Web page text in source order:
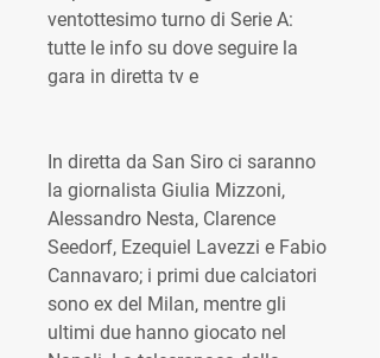
ventottesimo turno di Serie A:
tutte le info su dove seguire la
gara in diretta tv e
In diretta da San Siro ci saranno
la giornalista Giulia Mizzoni,
Alessandro Nesta, Clarence
Seedorf, Ezequiel Lavezzi e Fabio
Cannavaro; i primi due calciatori
sono ex del Milan, mentre gli
ultimi due hanno giocato nel